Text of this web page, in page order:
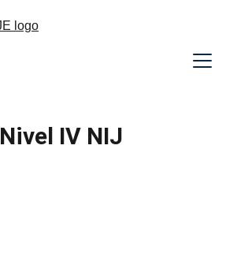
Nivel IV NIJ